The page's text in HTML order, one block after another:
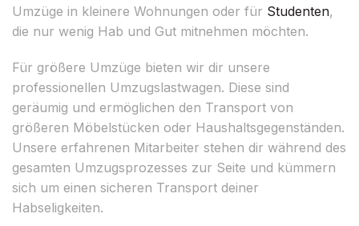
Umzüge in kleinere Wohnungen oder für Studenten,
die nur wenig Hab und Gut mitnehmen möchten.
Für größere Umzüge bieten wir dir unsere
professionellen Umzugslastwagen. Diese sind
geräumig und ermöglichen den Transport von
größeren Möbelstücken oder Haushaltsgegenständen.
Unsere erfahrenen Mitarbeiter stehen dir während des
gesamten Umzugsprozesses zur Seite und kümmern
sich um einen sicheren Transport deiner
Habseligkeiten.